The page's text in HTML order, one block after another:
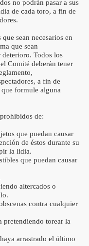
no podrán pasar a sus
de cada toro, a fin de
sean necesarios en
que sean
Todos los
Comité deberán tener
a fin de
formule alguna
de:
que puedan causar
de éstos durante su
la lidia.
que puedan causar
altercados o
contra cualquier
pretendiendo torear la
arrastrado el último